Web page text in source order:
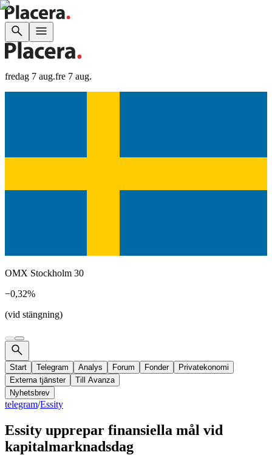
fredag 7 aug.fre 7 aug.
OMX Stockholm 30
−0,32%
(vid stängning)
Start Telegram Analys Forum Fonder
Privatekonomi
Externa tjänster
Till Avanza
Nyhetsbrev
telegram/Essity
Essity upprepar finansiella mål vid
kapitalmarknadsdag